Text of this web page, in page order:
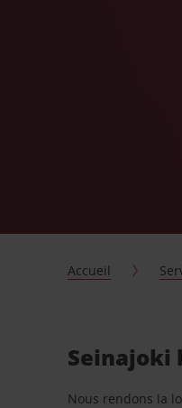
Accueil
Seinajoki
Nous rendons la